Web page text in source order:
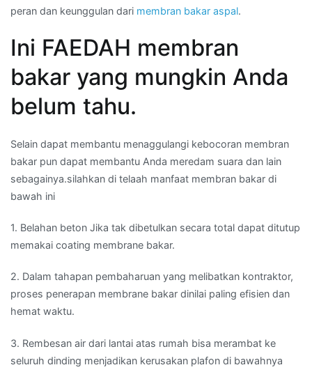
peran dan keunggulan dari membran bakar aspal.
Ini FAEDAH membran
bakar yang mungkin Anda
belum tahu.
Selain dapat membantu menaggulangi kebocoran membran
bakar pun dapat membantu Anda meredam suara dan lain
sebagainya.silahkan di telaah manfaat membran bakar di
bawah ini
1. Belahan beton Jika tak dibetulkan secara total dapat ditutup
memakai coating membrane bakar.
2. Dalam tahapan pembaharuan yang melibatkan kontraktor,
proses penerapan membrane bakar dinilai paling efisien dan
hemat waktu.
3. Rembesan air dari lantai atas rumah bisa merambat ke
seluruh dinding menjadikan kerusakan plafon di bawahnya